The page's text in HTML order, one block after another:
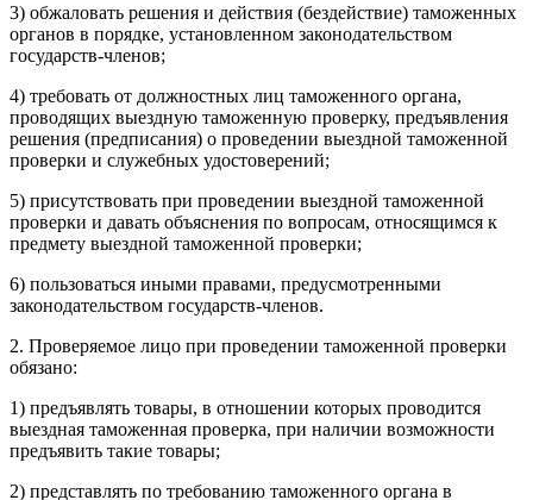
3) обжаловать решения и действия (бездействие) таможенных
органов в порядке, установленном законодательством
государств-членов;
4) требовать от должностных лиц таможенного органа,
проводящих выездную таможенную проверку, предъявления
решения (предписания) о проведении выездной таможенной
проверки и служебных удостоверений;
5) присутствовать при проведении выездной таможенной
проверки и давать объяснения по вопросам, относящимся к
предмету выездной таможенной проверки;
6) пользоваться иными правами, предусмотренными
законодательством государств-членов.
2. Проверяемое лицо при проведении таможенной проверки
обязано:
1) предъявлять товары, в отношении которых проводится
выездная таможенная проверка, при наличии возможности
предъявить такие товары;
2) представлять по требованию таможенного органа в